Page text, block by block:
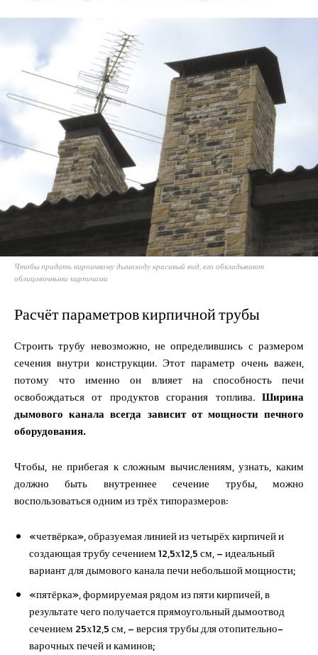
Чтобы придать кирпичному дымоходу красивый вид, его обкладывают
облицовочными кирпичами
Расчёт параметров кирпичной трубы
Строить трубу невозможно, не определившись с размером
сечения внутри конструкции. Этот параметр очень важен,
потому что именно он влияет на способность печи
освобождаться от продуктов сгорания топлива. Ширина
дымового канала всегда зависит от мощности печного
оборудования.
Чтобы, не прибегая к сложным вычислениям, узнать, каким
должно быть внутреннее сечение трубы, можно
воспользоваться одним из трёх типоразмеров:
«четвёрка», образуемая линией из четырёх кирпичей и
создающая трубу сечением 12,5х12,5 см, – идеальный
вариант для дымового канала печи небольшой мощности;
«пятёрка», формируемая рядом из пяти кирпичей, в
результате чего получается прямоугольный дымоотвод
сечением 25х12,5 см, – версия трубы для отопительно-
варочных печей и каминов;